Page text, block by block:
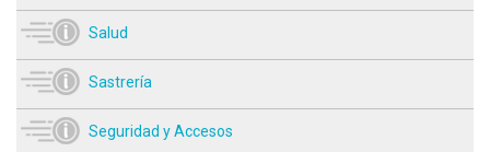
Salud
Sastrería
Seguridad y Accesos